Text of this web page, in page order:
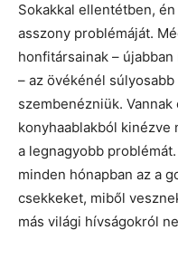
Sokakkal ellentétben,
asszony problémáját.
honfitársainak –
– az övékénél
szembenézniük.
konyhaablakból kinézve
a legnagyobb
minden hónapban az a
csekkeket, miből
más világi hívságokról